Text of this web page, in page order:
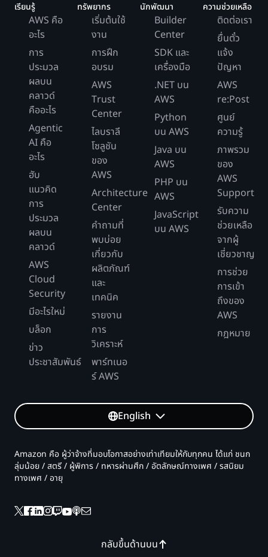
เรียนรู้
AWS คือ
อะไร
การ
ประมวล
ผลบน
คลาวด์
คืออะไร
Agentic
AI คือ
อะไร
ฮับ
แนวคิด
การ
ประมวล
ผลบน
คลาวด์
AWS
Cloud
Security
มีอะไรใหม่
บล็อก
ข่าว
ประชาสัมพันธ์
ทรัพยากร
เริ่มต้นใช้
งาน
การฝึก
อบรม
AWS
Trust
Center
ไลบราลี
โซลูชัน
ของ
AWS
Architecture
Center
คำถามที่
พบบ่อย
เกี่ยวกับ
ผลิตภัณฑ์
และ
เทคนิค
รายงาน
การ
วิเคราะห์
พาร์ทเนอ
ร์ AWS
นักพัฒนา
Builder
Center
SDK และ
เครื่องมือ
.NET บน
AWS
Python
บน AWS
Java บน
AWS
PHP บน
AWS
JavaScript
บน AWS
ความช่วยเหลือ
ติดต่อเรา
ยื่นตั๋ว
แจ้ง
ปัญหา
AWS
re:Post
ศูนย์
ความรู้
ภาพรวม
ของ
AWS
Support
รับความ
ช่วยเหลือ
จากผู้
เชี่ยวชาญ
การช่วย
การเข้า
ถึงของ
AWS
กฎหมาย
English
กลับขึ้นด้านบน
Amazon คือ ผู้ว่าจ้างที่มอบโอกาสอย่างเท่าเทียมให้กับทุกคน ได้แก่ ชนก
ลุ่มน้อย / สตรี / ผู้พิการ / ทหารผ่านศึก / อัตลักษณ์ทางเพศ / รสนิยม
ทางเพศ / อายุ